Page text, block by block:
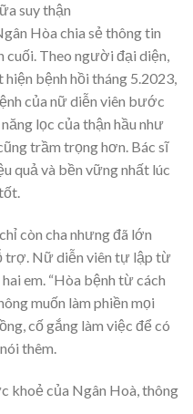
suy thận
Hòa chia sẻ thông tin
cuối. Theo người đại diện,
bệnh hồi tháng 5.2023,
của nữ diễn viên bước
lọc của thận hầu như
trầm trọng hơn. Bác sĩ
quả và bền vững nhất lúc
còn cha nhưng đã lớn
trợ. Nữ diễn viên tự lập từ
em. “Hòa bệnh từ cách
muốn làm phiền mọi
cố gắng làm việc để có
thêm.
khoẻ của Ngân Hoà, thông